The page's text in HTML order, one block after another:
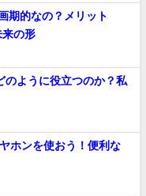
期的なの？メリット
の形
のように役立つのか？私
ホンを使おう！便利な